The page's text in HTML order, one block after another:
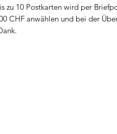
zu 10 Postkarten wird per
CHF anwählen und bei der